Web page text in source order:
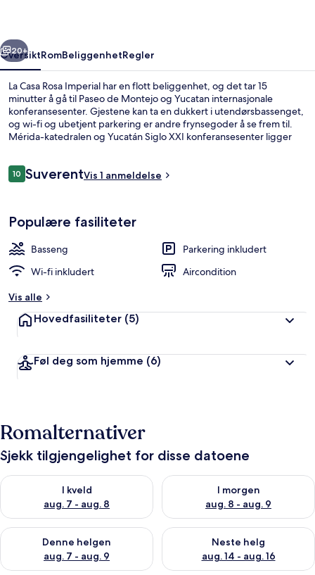
Neste
20+
OversiktRomBeliggenhetRegler
La Casa Rosa Imperial har en flott beliggenhet, og det tar 15
minutter å gå til Paseo de Montejo og Yucatan internasjonale
konferansesenter. Gjestene kan ta en dukkert i utendørsbassenget,
og wi-fi og ubetjent parkering er andre frynsegoder å se frem til.
Mérida-katedralen og Yucatán Siglo XXI konferansesenter ligger
Anmeldelser
1010 av 10 –
SuverentVis 1 anmeldelse
Populære fasiliteter
Basseng
Parkering inkludert
Wi-fi inkludert
Aircondition
Vis alle
Hovedfasiliteter (5)
Føl deg som hjemme (6)
Romalternativer
Sjekk tilgjengelighet for disse datoene
I kveld
aug. 7 - aug. 8
Sjekk tilgjengelighet for i kveld, aug. 7 - aug. 8
I morgen
aug. 8 - aug. 9
Sjekk tilgjengelighet for i
Denne helgen
aug. 7 - aug. 9
Sjekk tilgjengelighet for denne helgen, aug. 7 - aug. 9
Neste helg
aug. 14 - aug. 16
Sjekk tilgjengelighet for neste